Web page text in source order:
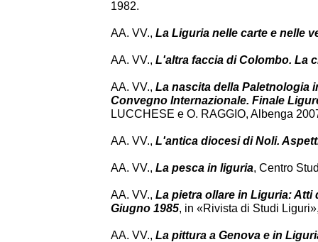
1982.
AA. VV., La Liguria nelle carte e nelle
AA. VV., L'altra faccia di Colombo. La
AA. VV., La nascita della Paletnologia
Convegno Internazionale. Finale
LUCCHESE e O. RAGGIO, Albenga
AA. VV., L'antica diocesi di Noli.
AA. VV., La pesca in liguria, Centro
AA. VV., La pietra ollare in Liguria: Atti
Giugno 1985, in «Rivista di Studi
AA. VV., La pittura a Genova e in